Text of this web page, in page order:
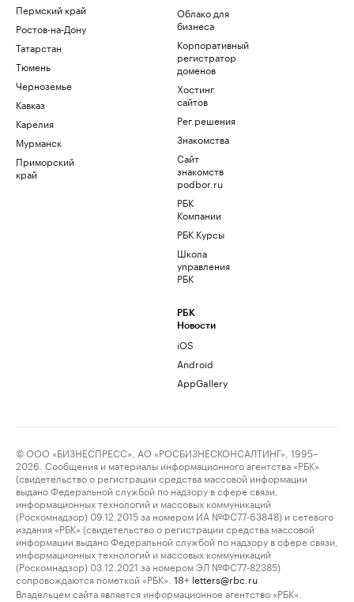
Пермский край
Ростов-на-Дону
Татарстан
Тюмень
Черноземье
Кавказ
Карелия
Мурманск
Приморский
край
Облако для
бизнеса
Корпоративный
регистратор
доменов
Хостинг
сайтов
Рег.решения
Знакомства
Сайт
знакомств
podbor.ru
РБК
Компании
РБК Курсы
Школа
управления
РБК
РБК
Новости
iOS
Android
AppGallery
© ООО «БИЗНЕСПРЕСС», АО «РОСБИЗНЕСКОНСАЛТИНГ», 1995–
2026. Сообщения и материалы информационного агентства «РБК»
(свидетельство о регистрации средства массовой информации
выдано Федеральной службой по надзору в сфере связи,
информационных технологий и массовых коммуникаций
(Роскомнадзор) 09.12.2015 за номером ИА №ФС77-63848) и сетевого
издания «РБК» (свидетельство о регистрации средства массовой
информации выдано Федеральной службой по надзору в сфере связи,
информационных технологий и массовых коммуникаций
(Роскомнадзор) 03.12.2021 за номером ЭЛ №ФС77-82385)
сопровождаются пометкой «РБК».
18+ letters@rbc.ru
Владельцем сайта является информационное агентство «РБК».